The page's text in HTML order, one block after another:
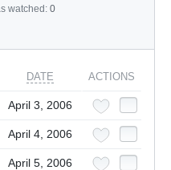
watched: 0
DATE ACTIONS
April 3, 2006
April 4, 2006
April 5, 2006